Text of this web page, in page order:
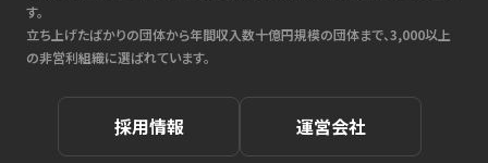
す。
立ち上げたばかりの団体から年間収入数十億円規模の団体まで、3,000以上
の非営利組織に選ばれています。
採用情報 運営会社